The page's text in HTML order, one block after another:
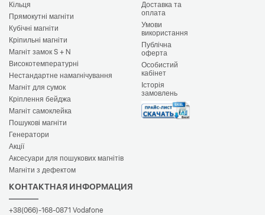
Кільця
Прямокутні магніти
Кубічні магніти
Кріпильні магніти
Магніт замок S + N
Високотемпературні
Нестандартне намагнічування
Магніт для сумок
Кріплення бейджа
Магніт самоклейка
Пошукові магніти
Генератори
Акції
Аксесуари для пошукових магнітів
Магніти з дефектом
Доставка та
оплата
Умови
використання
Публічна
оферта
Особистий
кабінет
Історія
замовлень
КОНТАКТНАЯ ИНФОРМАЦИЯ
+38(066)-168-0871 Vodafone